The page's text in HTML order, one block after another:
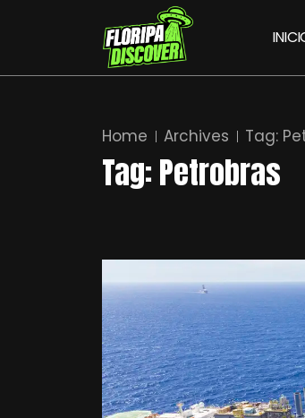
Home Archives Tag:
Tag:Petrobras